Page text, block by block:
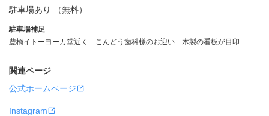
駐車場あり （無料）
駐車場補足
豊橋イトーヨーカ堂近く こんどう歯科様のお迎い 木製の看板が目印
関連ページ
公式ホームページ
Instagram